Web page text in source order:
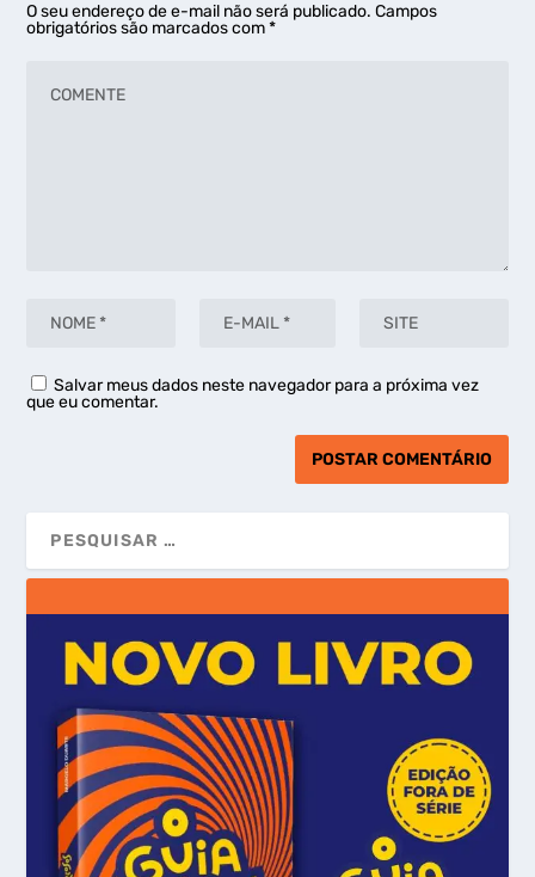
O seu endereço de e-mail não será publicado. Campos
obrigatórios são marcados com*
Salvar meus dados neste navegador para a próxima vez
que eu comentar.